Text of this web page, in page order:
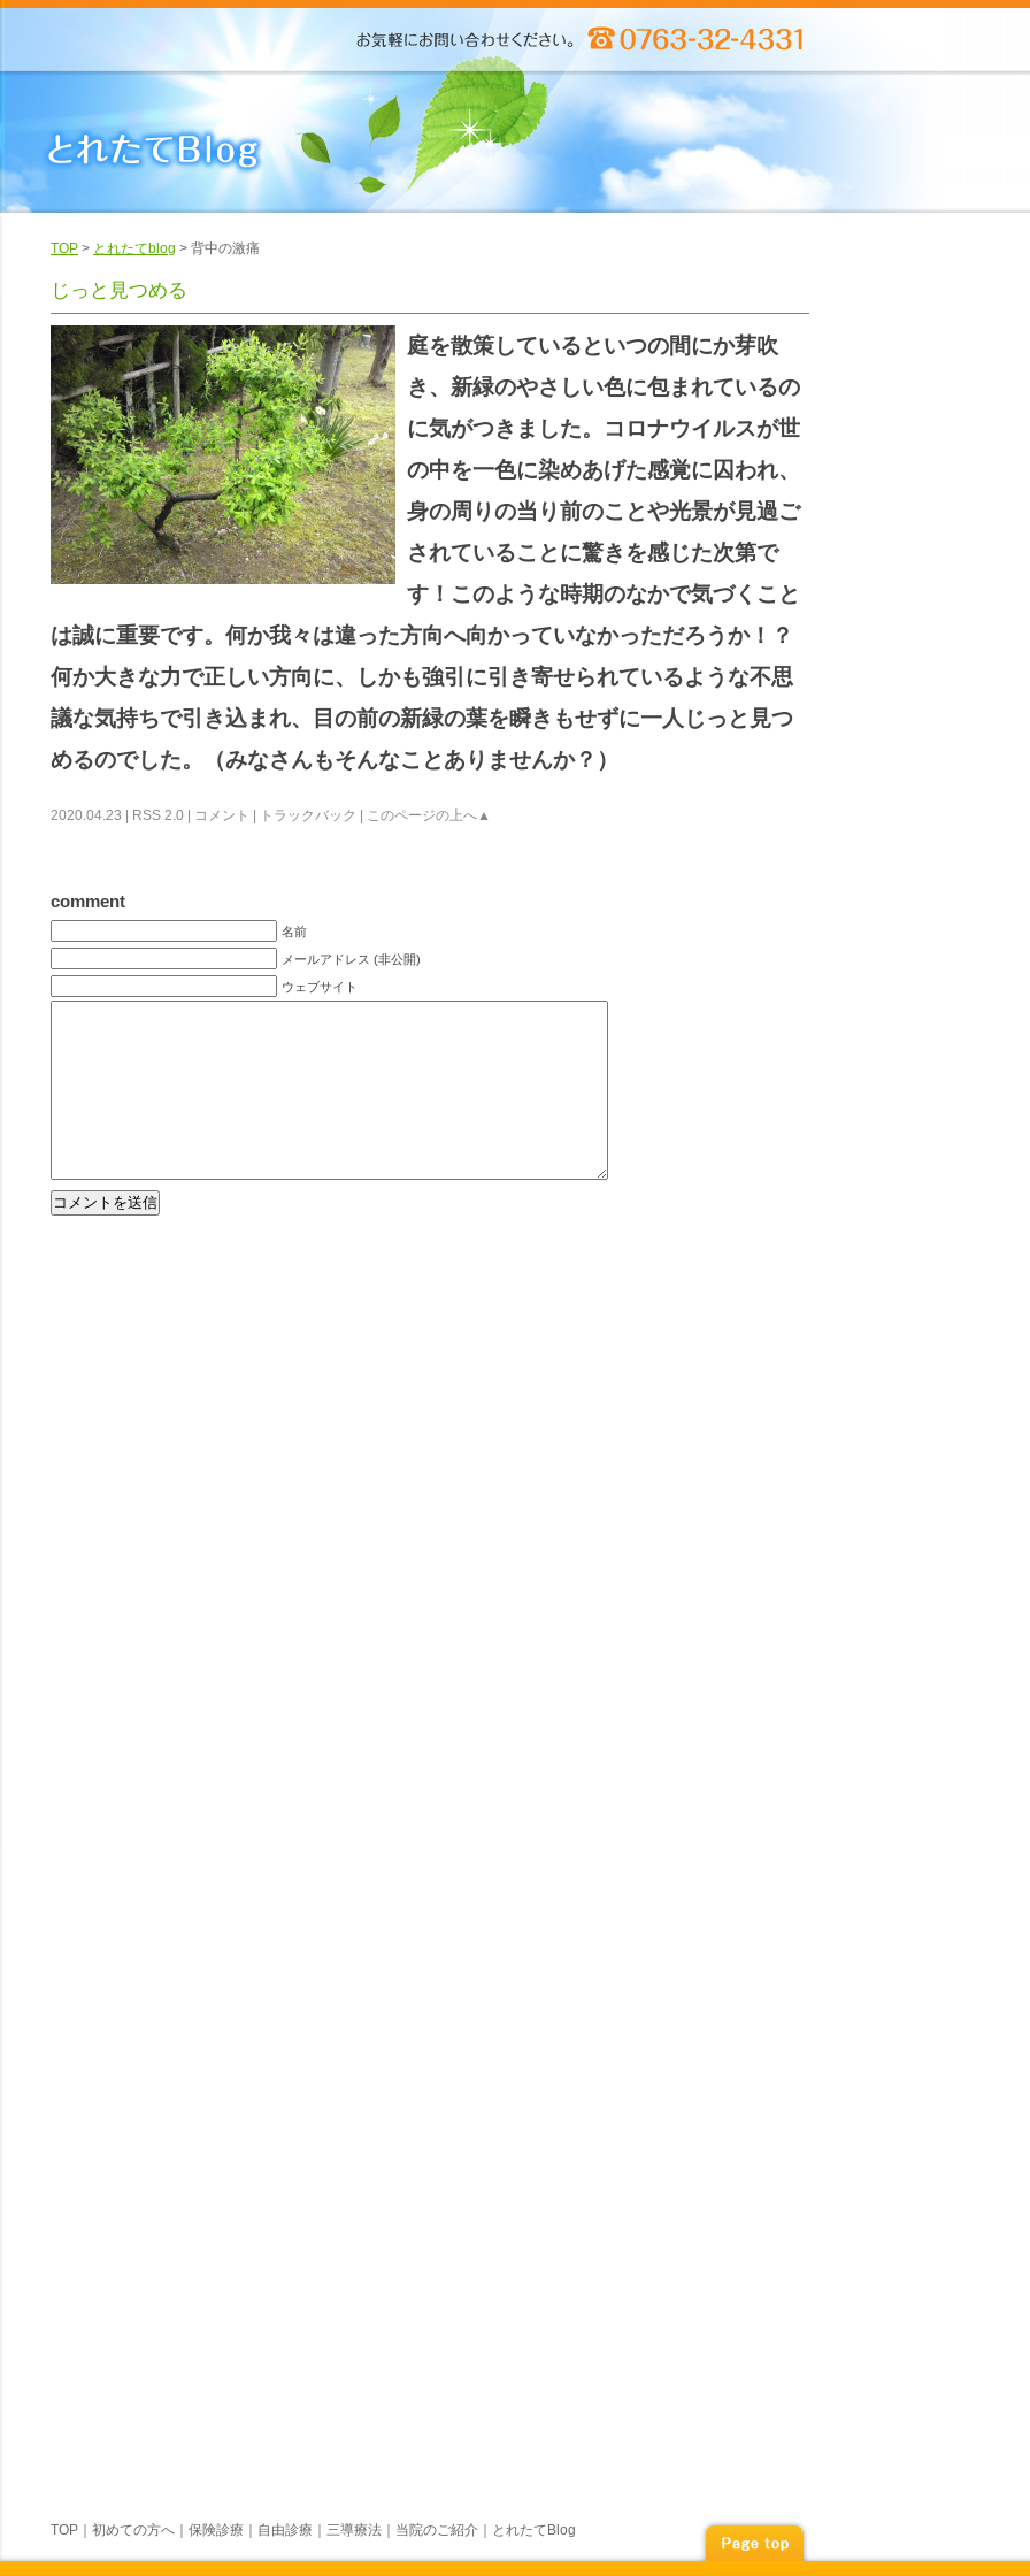
TOP > とれたてblog > 背中の激痛
じっと見つめる
庭を散策しているといつの間にか芽吹
き、新緑のやさしい色に包まれているの
に気がつきました。コロナウイルスが世
の中を一色に染めあげた感覚に囚われ、
身の周りの当り前のことや光景が見過ご
されていることに驚きを感じた次第で
す！このような時期のなかで気づくこと
は誠に重要です。何か我々は違った方向へ向かっていなかっただろうか！？
何か大きな力で正しい方向に、しかも強引に引き寄せられているような不思
議な気持ちで引き込まれ、目の前の新緑の葉を瞬きもせずに一人じっと見つ
めるのでした。（みなさんもそんなことありませんか？）
2020.04.23 | RSS 2.0 コメント トラックバック このページの上へ▲
comment
名前
メールアドレス (非公開)
ウェブサイト
TOP 初めての方へ 保険診療 自由診療 三導療法 当院のご紹介 とれたてBlog